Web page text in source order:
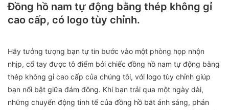
Đồng hồ nam tự động bằng thép không gỉ
cao cấp, có logo tùy chỉnh.
Hãy tưởng tượng bạn tự tin bước vào một phòng họp nhộn
nhịp, cổ tay được tô điểm bởi chiếc đồng hồ nam tự động bằng
thép không gỉ cao cấp của chúng tôi, với logo tùy chỉnh giúp
bạn nổi bật giữa đám đông. Khi bạn trải qua một ngày dài,
những chuyển động tinh tế của đồng hồ bắt ánh sáng, phản